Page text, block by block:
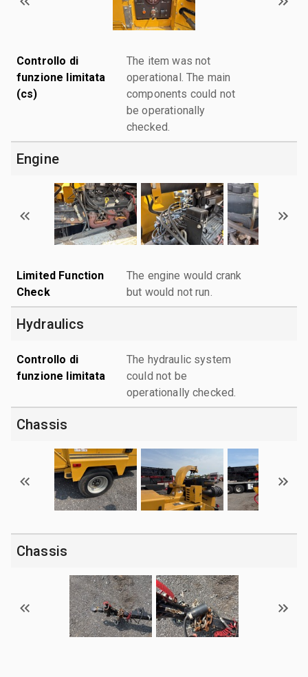
Controllo di
funzione limitata
(cs)
The item was not
operational. The main
components could not
be operationally
checked.
Engine
Limited Function
Check
The engine would crank
but would not run.
Hydraulics
Controllo di
funzione limitata
The hydraulic system
could not be
operationally checked.
Chassis
Chassis